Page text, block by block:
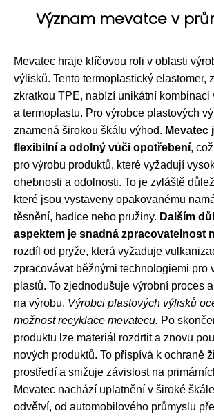
Význam mevatce v
Mevatec hraje klíčovou roli v oblasti
výlisků. Tento termoplastický elastomer,
zkratkou TPE, nabízí unikátní kombinaci
a termoplastu. Pro výrobce plastových
znamená širokou škálu výhod. Mevatec
flexibilní a odolný vůči opotřebení,
pro výrobu produktů, které vyžadují
ohebnosti a odolnosti. To je zvláště
které jsou vystaveny opakovanému
těsnění, hadice nebo pružiny. Dalším
aspektem je snadná zpracovatelnost
rozdíl od pryže, která vyžaduje
zpracovávat běžnými technologiemi pro
plastů. To zjednodušuje výrobní proces
na výrobu. Výrobci plastových výlisků
možnost recyklace mevatecu. Po
produktu lze materiál rozdrtit a znovu
nových produktů. To přispívá k ochraně
prostředí a snižuje závislost na
Mevatec nachází uplatnění v široké
odvětví, od automobilového průmyslu